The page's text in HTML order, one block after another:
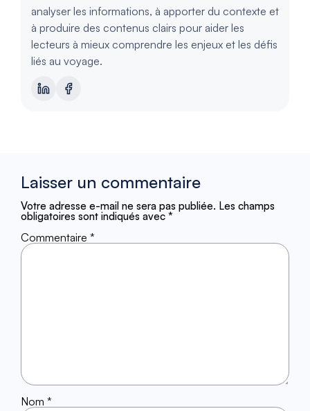
analyser les informations, à apporter du contexte et
à produire des contenus clairs pour aider les
lecteurs à mieux comprendre les enjeux et les défis
liés au voyage.
Laisser un commentaire
Votre adresse e-mail ne sera pas publiée. Les champs
obligatoires sont indiqués avec *
Commentaire *
Nom *